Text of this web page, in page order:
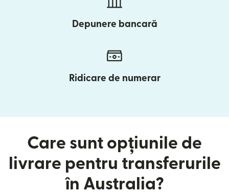
Depunere bancară
Ridicare de numerar
Care sunt opțiunile de
livrare pentru transferurile
în Australia?